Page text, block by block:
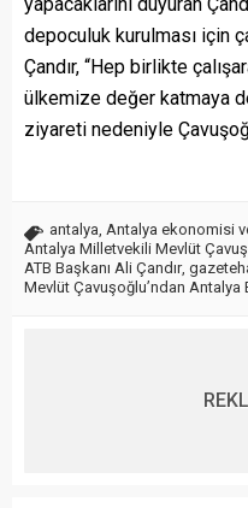
yapacaklarını duyuran
depoculuk kurulması için
Çandır, “Hep birlikte
ülkemize değer katmaya
ziyareti nedeniyle
antalya, Antalya ekonomisi
Antalya Milletvekili Mevlüt
ATB Başkanı Ali Çandır,
Mevlüt Çavuşoğlu’ndan Antalya